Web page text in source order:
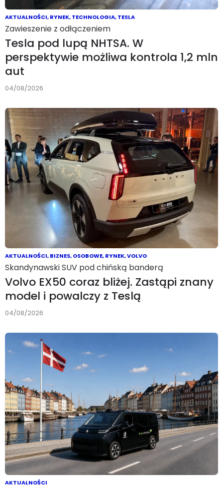
AKTUALNOŚCI,RYNEK,TECHNOLOGIA,TESLA
Zawieszenie z odłączeniem
Tesla pod lupą NHTSA. W
perspektywie możliwa kontrola 1,2 mln
aut
04/08/2026
AKTUALNOŚCI,BIZNES,OSOBOWE,RYNEK,VOLVO
Skandynawski SUV pod chińską banderą
Volvo EX50 coraz bliżej. Zastąpi znany
model i powalczy z Teslą
04/08/2026
AKTUALNOŚCI